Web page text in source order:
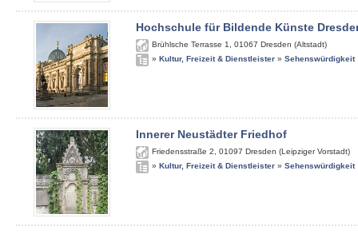
Hochschule für Bildende Künste
Brühlsche Terrasse 1 01067 Dresden (Altstadt)
» Kultur, Freizeit & Dienstleister » Sehenswürdigkeit
Innerer Neustädter Friedhof
Friedensstraße 2 01097 Dresden (Leipziger Vorstadt)
» Kultur, Freizeit & Dienstleister » Sehenswürdigkeit